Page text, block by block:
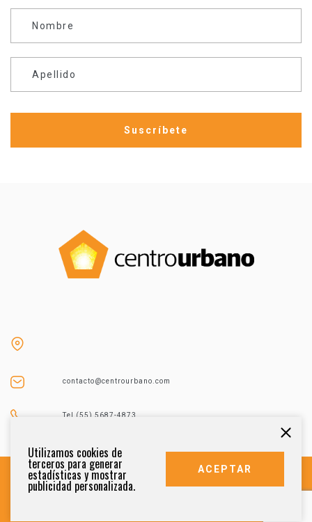
Nombre
Apellido
contacto@centrourbano.com
Tel (55) 5687-4873
Utilizamos cookies de
terceros para generar
estadísticas y mostrar
publicidad personalizada.
ACEPTAR